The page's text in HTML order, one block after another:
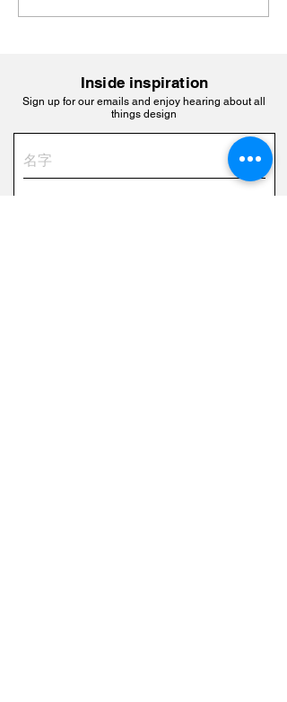
Inside inspiration
Sign up for our emails and enjoy hearing about all
things design